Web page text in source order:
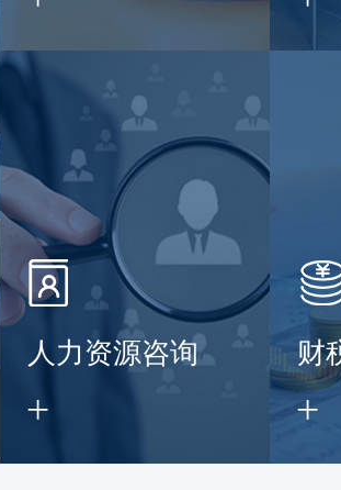
人力资源咨询 财